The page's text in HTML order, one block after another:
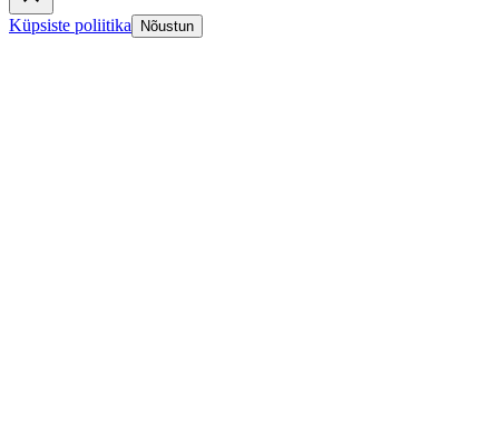
Küpsiste poliitika Nõustun